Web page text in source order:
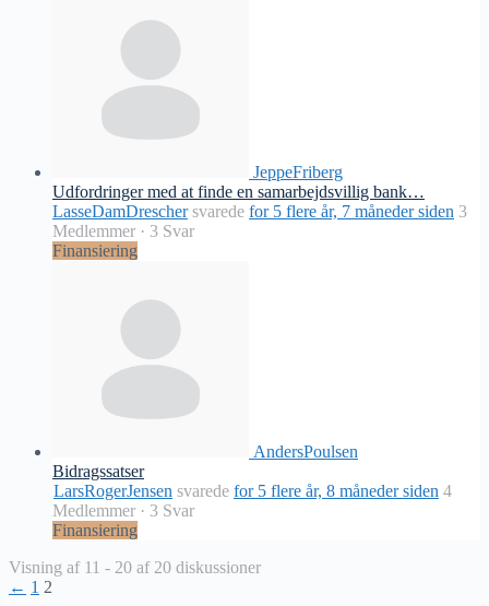
JeppeFriberg
Udfordringer med at finde en samarbejdsvillig bank…
LasseDamDreschersvarede for 5 flere år, 7 måneder siden 3
Medlemmer · 3 Svar
Finansiering
AndersPoulsen
Bidragssatser
LarsRogerJensen svarede for 5 flere år, 8 måneder siden 4
Medlemmer · 3 Svar
Finansiering
Visning af 11 - 20 af 20 diskussioner
← 1 2